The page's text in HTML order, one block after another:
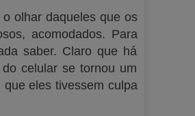
olhar daqueles que os
acomodados. Para
saber. Claro que há
celular se tornou um
eles tivessem culpa